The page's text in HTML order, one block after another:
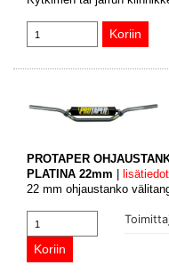
PROTAPER
PLATINA 22mm
lisätiedot
22 mm ohjaustanko